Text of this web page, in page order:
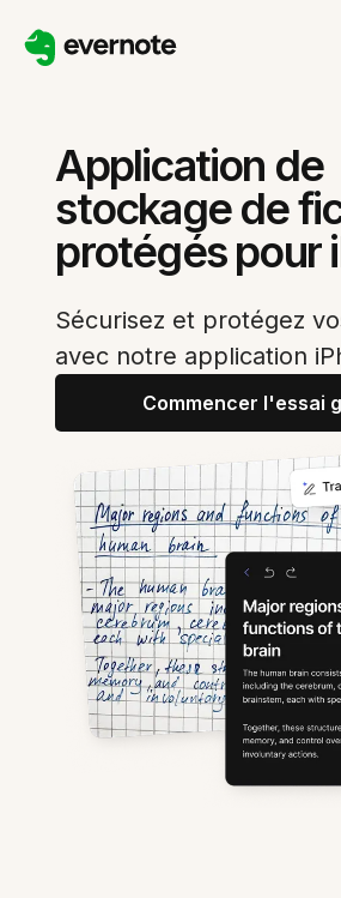
Application de
stockage de
protégés pour
Sécurisez et protégez
avec notre application
Commencer l'essai